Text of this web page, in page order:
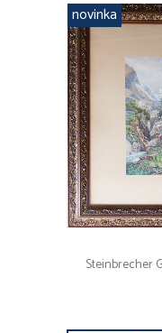
novinka
Steinbrecher